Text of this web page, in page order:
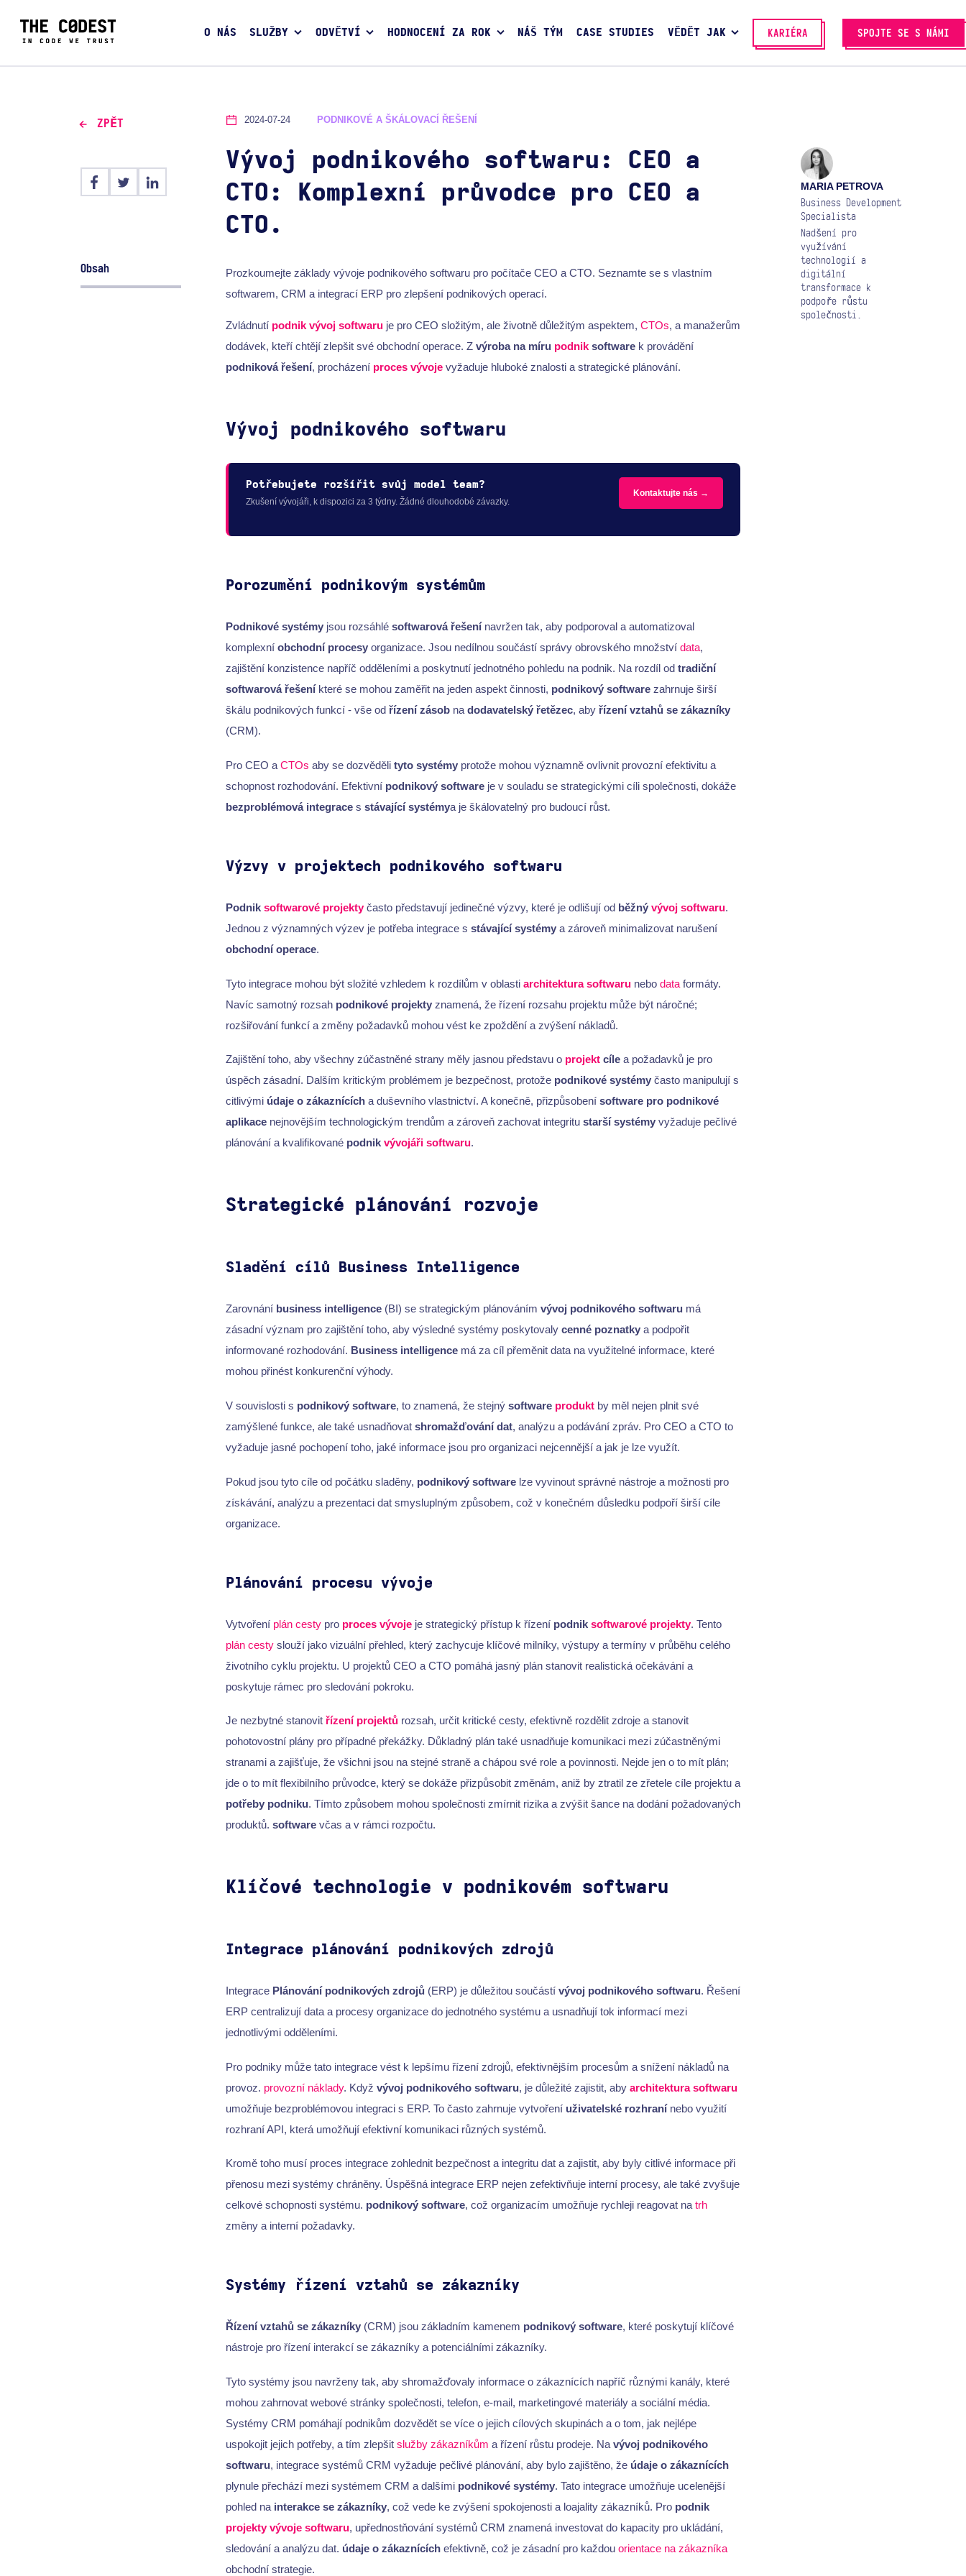
O NÁS SLUŽBY ODVĚTVÍ HODNOCENÍ ZA ROK NÁŠ TÝM CASE STUDIES VĚDĚT JAK KARIÉRA SPOJTE SE S NÁMI
ZPĚT
Obsah
2024-07-24 PODNIKOVÉ A ŠKÁLOVACÍ ŘEŠENÍ
Vývoj podnikového softwaru: CEO a
CTO: Komplexní průvodce pro CEO a
CTO.
MARIA PETROVA
Business Development
Specialista
Nadšení pro
využívání
technologií a
digitální
transformace k
podpoře růstu
společnosti.
Prozkoumejte základy vývoje podnikového softwaru pro počítače CEO a CTO. Seznamte se s vlastním
softwarem, CRM a integrací ERP pro zlepšení podnikových operací.
Zvládnutí podnik vývoj softwaruje pro CEO složitým, ale životně důležitým aspektem, CTOs, a manažerům
dodávek, kteří chtějí zlepšit své obchodní operace. Z výroba na míru podniksoftwarek provádění
podniková řešení, procházení proces vývojevyžaduje hluboké znalosti a strategické plánování.
Vývoj podnikového softwaru
Potřebujete rozšířit svůj model team?
Zkušení vývojáři, k dispozici za 3 týdny. Žádné dlouhodobé závazky.
Kontaktujte nás →
Porozumění podnikovým systémům
Podnikové systémyjsou rozsáhlé softwarová řešenínavržen tak, aby podporoval a automatizoval
komplexní obchodní procesyorganizace. Jsou nedílnou součástí správy obrovského množství data,
zajištění konzistence napříč odděleními a poskytnutí jednotného pohledu na podnik. Na rozdíl od tradiční
softwarová řešeníkteré se mohou zaměřit na jeden aspekt činnosti, podnikový softwarezahrnuje širší
škálu podnikových funkcí - vše od řízení zásobna dodavatelský řetězec, aby řízení vztahů se zákazníky
(CRM).
Pro CEO a CTOs aby se dozvěděli tyto systémyprotože mohou významně ovlivnit provozní efektivitu a
schopnost rozhodování. Efektivní podnikový softwareje v souladu se strategickými cíli společnosti, dokáže
bezproblémová integraces stávající systémya je škálovatelný pro budoucí růst.
Výzvy v projektech podnikového softwaru
Podnik softwarové projektyčasto představují jedinečné výzvy, které je odlišují od běžný vývoj softwaru.
Jednou z významných výzev je potřeba integrace s stávající systémya zároveň minimalizovat narušení
obchodní operace.
Tyto integrace mohou být složité vzhledem k rozdílům v oblasti architektura softwarunebo dataformáty.
Navíc samotný rozsah podnikové projektyznamená, že řízení rozsahu projektu může být náročné;
rozšiřování funkcí a změny požadavků mohou vést ke zpoždění a zvýšení nákladů.
Zajištění toho, aby všechny zúčastněné strany měly jasnou představu o projektcílea požadavků je pro
úspěch zásadní. Dalším kritickým problémem je bezpečnost, protože podnikové systémyčasto manipulují s
citlivými údaje o zákaznícícha duševního vlastnictví. A konečně, přizpůsobení software pro podnikové
aplikacenejnovějším technologickým trendům a zároveň zachovat integritu starší systémyvyžaduje pečlivé
plánování a kvalifikované podnik vývojáři softwaru.
Strategické plánování rozvoje
Sladění cílů Business Intelligence
Zarovnání business intelligence(BI) se strategickým plánováním vývoj podnikového softwaru má
zásadní význam pro zajištění toho, aby výsledné systémy poskytovaly cenné poznatkya podpořit
informované rozhodování. Business intelligencemá za cíl přeměnit data na využitelné informace, které
mohou přinést konkurenční výhody.
V souvislosti s podnikový software, to znamená, že stejný software produktby měl nejen plnit své
zamýšlené funkce, ale také usnadňovat shromažďování dat, analýzu a podávání zpráv. Pro CEO a CTO to
vyžaduje jasné pochopení toho, jaké informace jsou pro organizaci nejcennější a jak je lze využít.
Pokud jsou tyto cíle od počátku sladěny, podnikový softwarelze vyvinout správné nástroje a možnosti pro
získávání, analýzu a prezentaci dat smysluplným způsobem, což v konečném důsledku podpoří širší cíle
organizace.
Plánování procesu vývoje
Vytvoření plán cestypro proces vývojeje strategický přístup k řízení podnik softwarové projekty. Tento
plán cestyslouží jako vizuální přehled, který zachycuje klíčové milníky, výstupy a termíny v průběhu celého
životního cyklu projektu. U projektů CEO a CTO pomáhá jasný plán stanovit realistická očekávání a
poskytuje rámec pro sledování pokroku.
Je nezbytné stanovit řízení projektůrozsah, určit kritické cesty, efektivně rozdělit zdroje a stanovit
pohotovostní plány pro případné překážky. Důkladný plán také usnadňuje komunikaci mezi zúčastněnými
stranami a zajišťuje, že všichni jsou na stejné straně a chápou své role a povinnosti. Nejde jen o to mít plán;
jde o to mít flexibilního průvodce, který se dokáže přizpůsobit změnám, aniž by ztratil ze zřetele cíle projektu a
potřeby podniku. Tímto způsobem mohou společnosti zmírnit rizika a zvýšit šance na dodání požadovaných
produktů. softwarevčas a v rámci rozpočtu.
Klíčové technologie v podnikovém softwaru
Integrace plánování podnikových zdrojů
Integrace Plánování podnikových zdrojů (ERP) je důležitou součástí vývoj podnikového softwaru. Řešení
ERP centralizují data a procesy organizace do jednotného systému a usnadňují tok informací mezi
jednotlivými odděleními.
Pro podniky může tato integrace vést k lepšímu řízení zdrojů, efektivnějším procesům a snížení nákladů na
provoz. provozní náklady. Když vývoj podnikového softwaru, je důležité zajistit, aby architektura softwaru
umožňuje bezproblémovou integraci s ERP. To často zahrnuje vytvoření uživatelské rozhranínebo využití
rozhraní API, která umožňují efektivní komunikaci různých systémů.
Kromě toho musí proces integrace zohlednit bezpečnost a integritu dat a zajistit, aby byly citlivé informace při
přenosu mezi systémy chráněny. Úspěšná integrace ERP nejen zefektivňuje interní procesy, ale také zvyšuje
celkové schopnosti systému. podnikový software, což organizacím umožňuje rychleji reagovat natrh
změny a interní požadavky.
Systémy řízení vztahů se zákazníky
Řízení vztahů se zákazníky(CRM) jsou základním kamenem podnikový software, které poskytují klíčové
nástroje pro řízení interakcí se zákazníky a potenciálními zákazníky.
Tyto systémy jsou navrženy tak, aby shromažďovaly informace o zákaznících napříč různými kanály, které
mohou zahrnovat webové stránky společnosti, telefon, e-mail, marketingové materiály a sociální média.
Systémy CRM pomáhají podnikům dozvědět se více o jejich cílových skupinách a o tom, jak nejlépe
uspokojit jejich potřeby, a tím zlepšit služby zákazníkům a řízení růstu prodeje. Na vývoj podnikového
softwaru, integrace systémů CRM vyžaduje pečlivé plánování, aby bylo zajištěno, že údaje o zákaznících
plynule přechází mezi systémem CRM a dalšími podnikové systémy. Tato integrace umožňuje ucelenější
pohled na interakce se zákazníky, což vede ke zvýšení spokojenosti a loajality zákazníků. Pro podnik
projekty vývoje softwaru, upřednostňování systémů CRM znamená investovat do kapacity pro ukládání,
sledování a analýzu dat. údaje o zákaznícíchefektivně, což je zásadní pro každou orientace na zákazníka
obchodní strategie.